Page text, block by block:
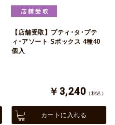
【店舗受取】プティ･タ･プテ
ィ･アソート Sボックス 4種40
個入
￥3,240 （税込）
カートに入れる